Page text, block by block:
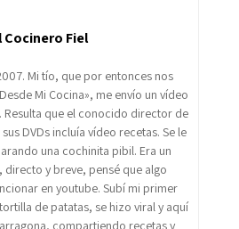
Cocinero Fiel
Mi tío, que por entonces nos
Mi Cocina», me envío un vídeo
Resulta que el conocido director de
DVDs incluía vídeo recetas. Se le
una cochinita pibil. Era un
y breve, pensé que algo
en youtube. Subí mi primer
de patatas, se hizo viral y aquí
compartiendo recetas y